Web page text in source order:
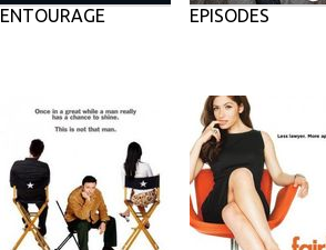
ENTOURAGE EPISODES